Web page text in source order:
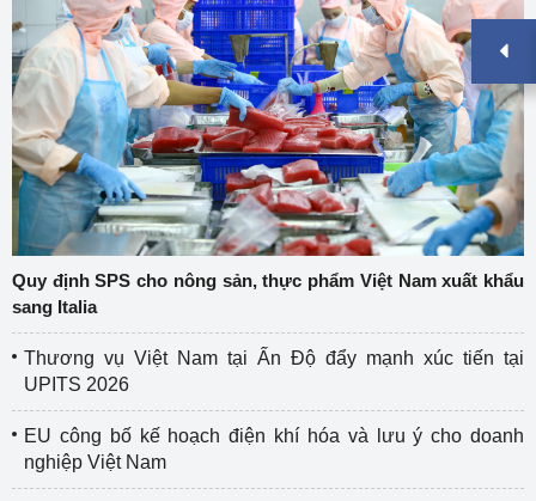
Quy định SPS cho nông sản, thực phẩm Việt Nam xuất khẩu
sang Italia
Thương vụ Việt Nam tại Ấn Độ đẩy mạnh xúc tiến tại
UPITS 2026
EU công bố kế hoạch điện khí hóa và lưu ý cho doanh
nghiệp Việt Nam